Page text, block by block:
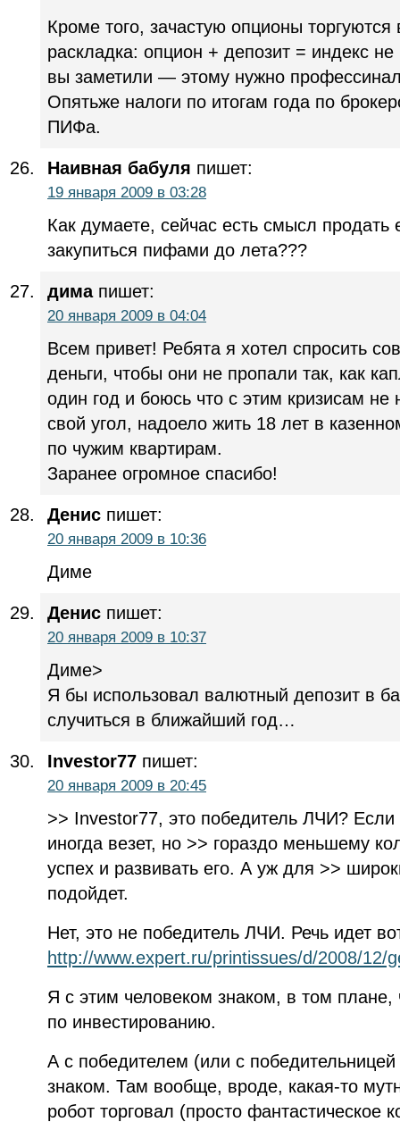
Кроме того, зачастую опционы
раскладка: опцион + депозит = индекс не
вы заметили — этому нужно
Опятьже налоги по итогам года по
ПИФа.
Наивная бабуля пишет:
19 января 2009 в 03:28
Как думаете, сейчас есть смысл
закупиться пифами до лета???
димапишет:
20 января 2009 в 04:04
Всем привет! Ребята я хотел спросить
деньги, чтобы они не пропали так, как
один год и боюсь что с этим кризисам не
свой угол, надоело жить 18 лет в
по чужим квартирам.
Заранее огромное спасибо!
Денис пишет:
20 января 2009 в 10:36
Диме
Денис пишет:
20 января 2009 в 10:37
Диме>
Я бы использовал валютный депозит в
случиться в ближайший год…
Investor77 пишет:
20 января 2009 в 20:45
>> Investor77, это победитель ЛЧИ?
иногда везет, но >> гораздо меньшему
успех и развивать его. А уж для >>
подойдет.
Нет, это не победитель ЛЧИ. Речь идет
http://www.expert.ru/printissues/d/2008/12/
Я с этим человеком знаком, в том
по инвестированию.
А с победителем (или с
знаком. Там вообще, вроде, какая-то
робот торговал (просто фантастическое